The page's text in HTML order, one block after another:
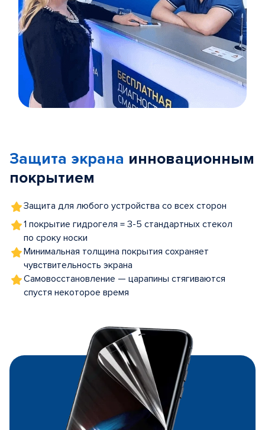
5
Защита экрана инновационным
покрытием
Защита для любого устройства со всех сторон
1 покрытие гидрогеля = 3-5 стандартных стекол
по сроку носки
Минимальная толщина покрытия сохраняет
чувствительность экрана
Самовосстановление — царапины стягиваются
спустя некоторое время